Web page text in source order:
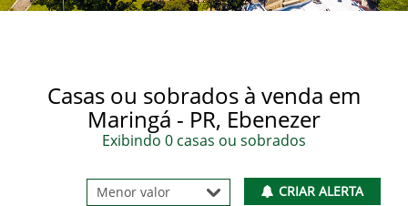
Casas ou sobrados à venda em
Maringá - PR, Ebenezer
Exibindo 0 casas ou sobrados
CRIAR ALERTA